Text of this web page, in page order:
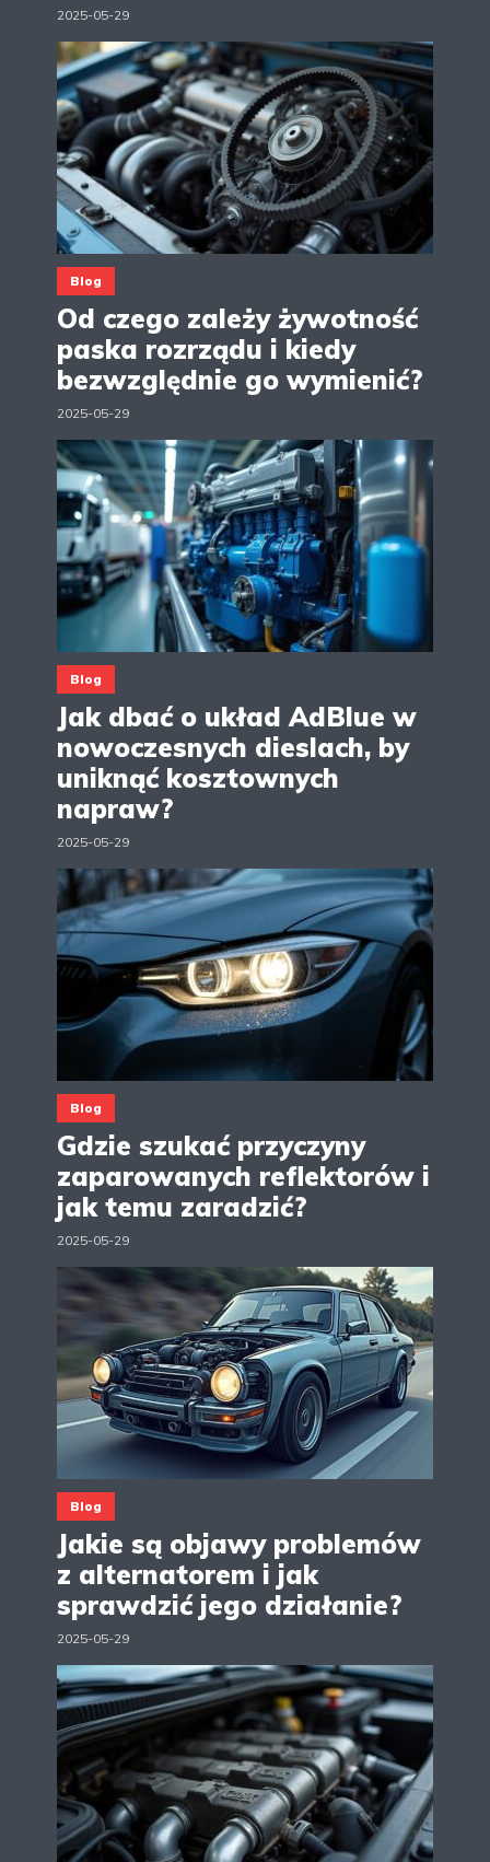
2025-05-29
Blog
Od czego zależy żywotność
paska rozrządu i kiedy
bezwzględnie go wymienić?
2025-05-29
Blog
Jak dbać o układ AdBlue w
nowoczesnych dieslach, by
uniknąć kosztownych
napraw?
2025-05-29
Blog
Gdzie szukać przyczyny
zaparowanych reflektorów i
jak temu zaradzić?
2025-05-29
Blog
Jakie są objawy problemów
z alternatorem i jak
sprawdzić jego działanie?
2025-05-29